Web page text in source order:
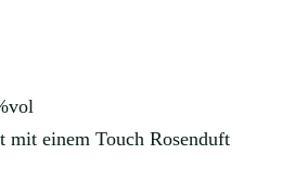
mit einem Touch Rosenduft